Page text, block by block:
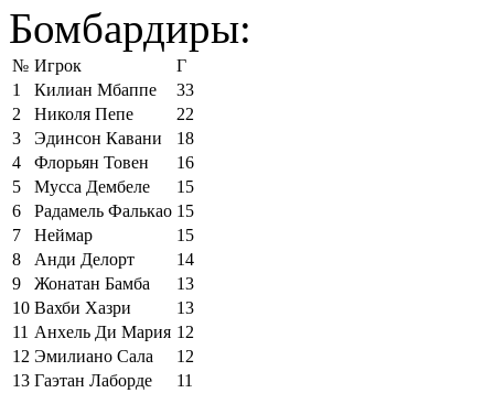
Бомбардиры:
№ Игрок
Г
1
Килиан Мбаппе
33
2
Николя Пепе
22
3
Эдинсон Кавани
18
4
Флорьян Товен
16
5
Мусса Дембеле
15
6
Радамель Фалькао 15
7
Неймар
15
8
Анди Делорт
14
9
Жонатан Бамба
13
10 Вахби Хазри
13
11 Анхель Ди Мария 12
12 Эмилиано Сала
12
13 Гаэтан Лаборде
11